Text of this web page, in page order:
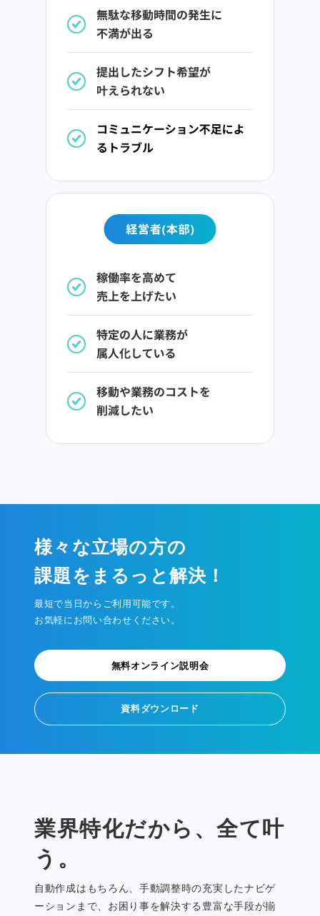
様々な立場の方の
課題をまるっと解決！
最短で当日からご利用可能です。
お気軽にお問い合わせください。
無料オンライン説明会
資料ダウンロード
業界特化だから、全て叶
う。
自動作成はもちろん、手動調整時の充実したナビゲ
ーションまで、お困り事を解決する豊富な手段が揃